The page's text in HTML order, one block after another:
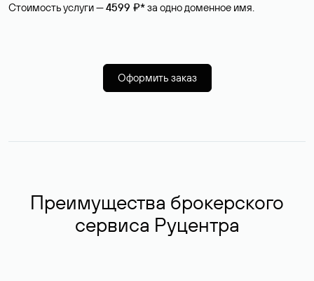
Стоимость услуги —4599 ₽*за одно доменное имя.
Оформить заказ
Преимущества брокерского
сервиса Руцентра